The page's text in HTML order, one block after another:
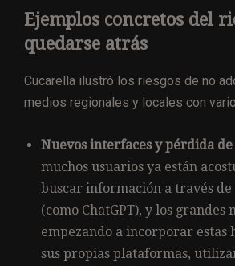
Ejemplos concretos del
quedarse atrás
Cucarella ilustró los riesgos de no
medios regionales y locales con
Nuevos interfaces y pérdida
muchos usuarios ya están
buscar información a través de
(como ChatGPT), y los grandes
empezando a incorporar estas
sus propias plataformas,